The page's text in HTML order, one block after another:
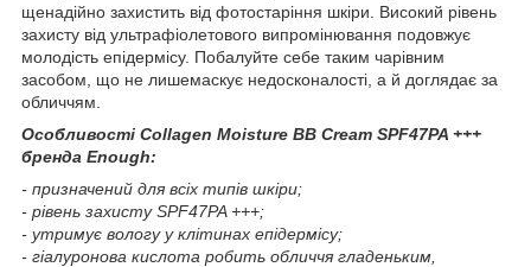
щенадійно захистить від фотостаріння шкіри. Високий рівень
захисту від ультрафіолетового випромінювання подовжує
молодість епідермісу. Побалуйте себе таким чарівним
засобом, що не лишемаскує недосконалості, а й доглядає за
обличчям.
Особливості Collagen Moisture BB Cream SPF47PA +++
бренда Enough:
- призначений для всіх типів шкіри;
- рівень захисту SPF47PA +++;
- утримує вологу у клітинах епідермісу;
- гіалуронова кислота робить обличчя гладеньким,